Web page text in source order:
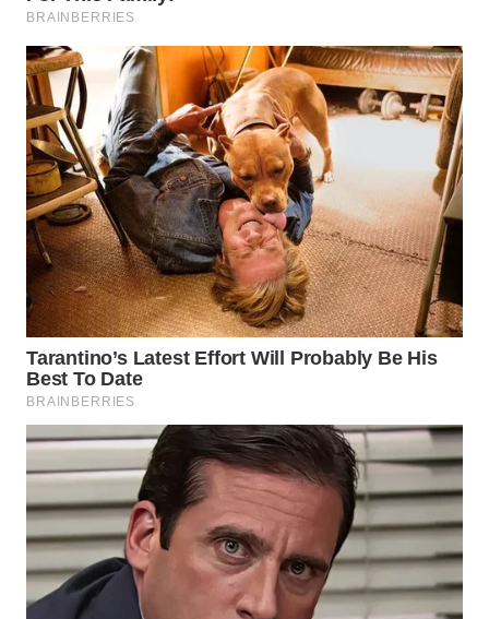
NIAS
WN
LANGKAT
WN
TAPANULI
SELATAN
WN
TANJUNG
LESUNG
WN
KARO
SIMALUNGUN
WN
LABUHANBATU